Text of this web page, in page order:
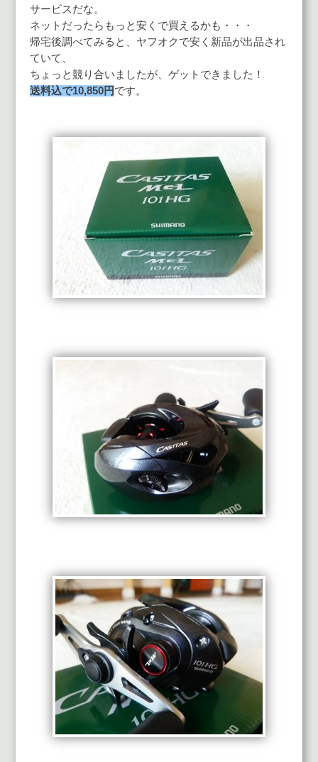
サービスだな。
ネットだったらもっと安くで買えるかも・・・
帰宅後調べてみると、ヤフオクで安く新品が出品され
ていて、
ちょっと競り合いましたが、ゲットできました！
送料込で10,850円です。